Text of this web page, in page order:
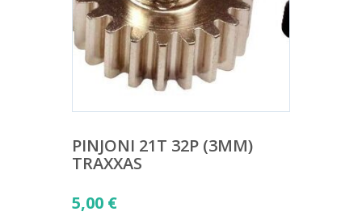
PINJONI 21T 32P (3MM)
TRAXXAS
5,00 €